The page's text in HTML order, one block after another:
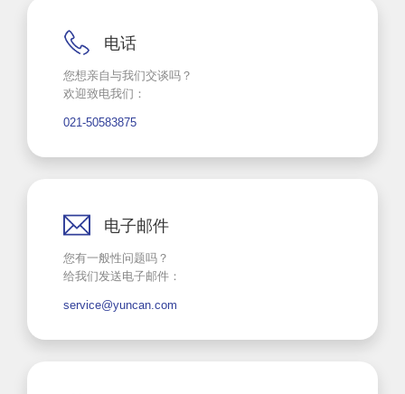
电话
您想亲自与我们交谈吗？
欢迎致电我们：
021-50583875
电子邮件
您有一般性问题吗？
给我们发送电子邮件：
service@yuncan.com